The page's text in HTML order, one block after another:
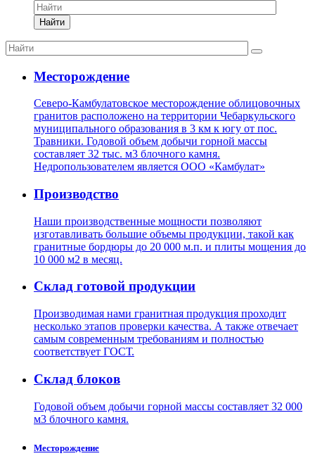
Найти
Месторождение
Северо-Камбулатовское месторождение облицовочных
гранитов расположено на территории Чебаркульского
муниципального образования в 3 км к югу от пос.
Травники. Годовой объем добычи горной массы
составляет 32 тыс. м3 блочного камня.
Недропользователем является ООО «Камбулат»
Производство
Наши производственные мощности позволяют
изготавливать большие объемы продукции, такой как
гранитные бордюры до 20 000 м.п. и плиты мощения до
10 000 м2 в месяц.
Склад готовой продукции
Производимая нами гранитная продукция проходит
несколько этапов проверки качества. А также отвечает
самым современным требованиям и полностью
соответствует ГОСТ.
Склад блоков
Годовой объем добычи горной массы составляет 32 000
м3 блочного камня.
Месторождение